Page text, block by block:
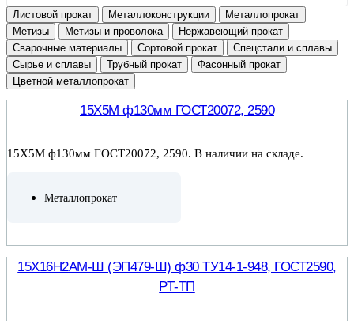
Листовой прокат Металлоконструкции
Металлопрокат
Метизы
Метизы и проволока
Нержавеющий прокат
Сварочные материалы
Сортовой прокат
Спецстали и сплавы
Сырье и сплавы
Трубный прокат
Фасонный прокат
Цветной металлопрокат
15Х5М ф130мм ГОСТ20072, 2590
15Х5М ф130мм ГОСТ20072, 2590. В наличии на складе.
Металлопрокат
15Х16Н2АМ-Ш (ЭП479-Ш) ф30 ТУ14-1-948, ГОСТ2590,
РТ-ТП